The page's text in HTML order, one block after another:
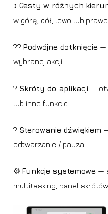
Zobacz koszyk
↕️ Gesty w różnych
w górę, dół, lewo lub prawo
?? Podwójne dotknięcie —
wybranej akcji
? Skróty do aplikacji —
lub inne funkcje
? Sterowanie dźwiękiem
odtwarzanie / pauza
⚙️ Funkcje systemowe —
multitasking, panel